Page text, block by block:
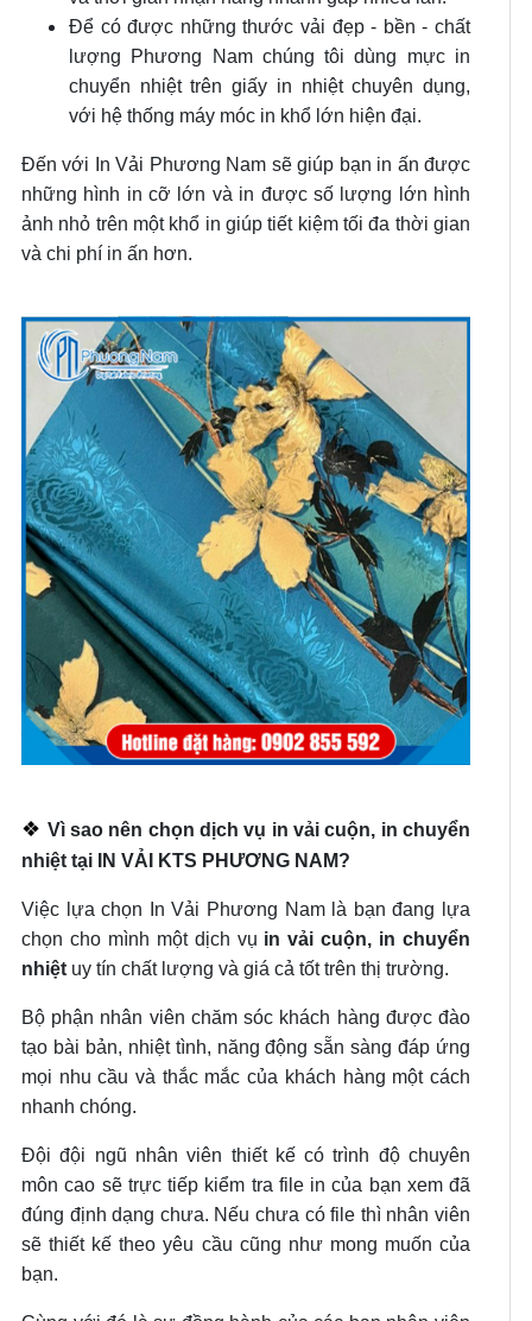
Để có được những thước vải đẹp - bền - chất
lượng Phương Nam chúng tôi dùng mực in
chuyển nhiệt trên giấy in nhiệt chuyên dụng,
với hệ thống máy móc in khổ lớn hiện đại.
Đến với In Vải Phương Nam sẽ giúp bạn in ấn được
những hình in cỡ lớn và in được số lượng lớn hình
ảnh nhỏ trên một khổ in giúp tiết kiệm tối đa thời gian
và chi phí in ấn hơn.
❖ Vì sao nên chọn dịch vụ in vải cuộn, in chuyển
nhiệt tại IN VẢI KTS PHƯƠNG NAM?
Việc lựa chọn In Vải Phương Nam là bạn đang lựa
chọn cho mình một dịch vụ in vải cuộn, in chuyển
nhiệt uy tín chất lượng và giá cả tốt trên thị trường.
Bộ phận nhân viên chăm sóc khách hàng được đào
tạo bài bản, nhiệt tình, năng động sẵn sàng đáp ứng
mọi nhu cầu và thắc mắc của khách hàng một cách
nhanh chóng.
Đội đội ngũ nhân viên thiết kế có trình độ chuyên
môn cao sẽ trực tiếp kiểm tra file in của bạn xem đã
đúng định dạng chưa. Nếu chưa có file thì nhân viên
sẽ thiết kế theo yêu cầu cũng như mong muốn của
bạn.